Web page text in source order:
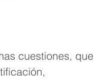
cuestiones, que